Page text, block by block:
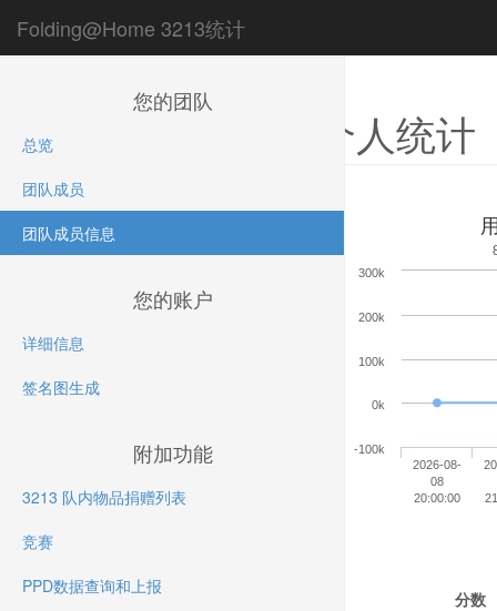
Folding@Home 3213统计
您的团队
总览
团队成员
团队成员信息
您的账户
详细信息
签名图生成
附加功能
3213 队内物品捐赠列表
竞赛
PPD数据查询和上报
个人统计
2026-08-
08
20:00:00
0k
100k
200k
-100k
300k
分数